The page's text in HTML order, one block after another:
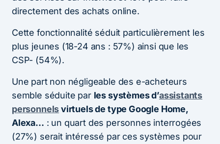
directement des achats online.
Cette fonctionnalité séduit particulièrement les
plus jeunes (18-24 ans : 57%) ainsi que les
CSP- (54%).
Une part non négligeable des e-acheteurs
semble séduite par les systèmes d’assistants
personnelsvirtuels de type Google Home,
Alexa… : un quart des personnes interrogées
(27%) serait intéressé par ces systèmes pour